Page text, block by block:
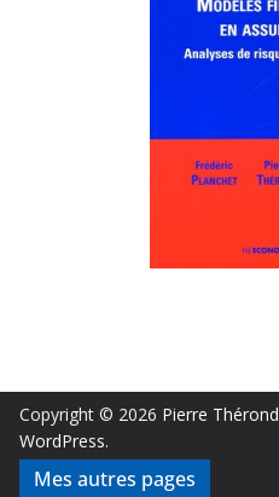
Copyright © 2026 Pierre Thérond
WordPress.
Mes autres pages